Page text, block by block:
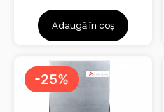
Adaugă în coș
-25%
Prețul
inițial
a
fost: